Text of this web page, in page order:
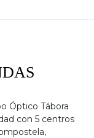
Óptico Tábora
con 5 centros